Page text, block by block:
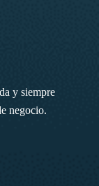
y siempre
negocio.